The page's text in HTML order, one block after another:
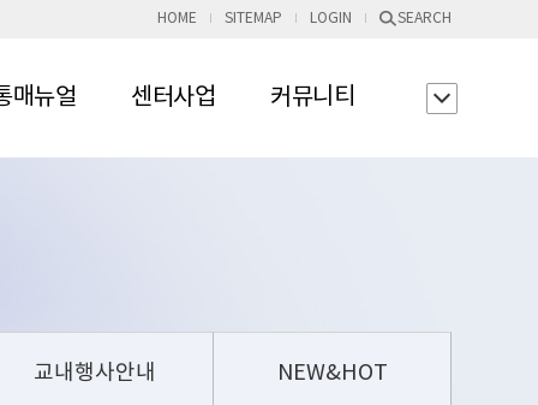
HOME SITEMAP LOGIN SEARCH
매뉴얼 센터사업 커뮤니티
교내행사안내 NEW&HOT